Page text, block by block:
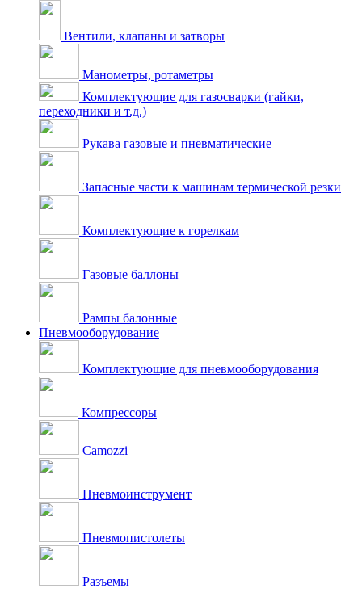
Вентили, клапаны и затворы
Манометры, ротаметры
Комплектующие для газосварки (гайки,
переходники и т.д.)
Рукава газовые и пневматические
Запасные части к машинам термической резки
Комплектующие к горелкам
Газовые баллоны
Рампы балонные
Пневмооборудование
Комплектующие для пневмооборудования
Компрессоры
Camozzi
Пневмоинструмент
Пневмопистолеты
Разъемы